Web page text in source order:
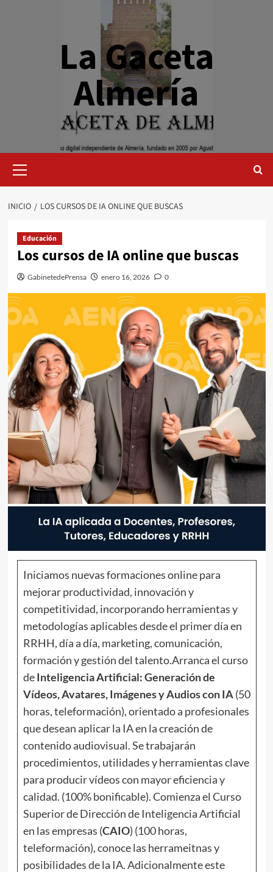
La Gaceta
Almería
primario
INICIO LOS CURSOS DE IA ONLINE QUE BUSCAS
Educación
Los cursos de IA online que buscas
GabinetedePrensa enero 16, 2026 0
Iniciamos nuevas formaciones online para
mejorar productividad, innovación y
competitividad, incorporando herramientas y
metodologías aplicables desde el primer día en
RRHH, día a día, marketing, comunicación,
formación y gestión del talento.Arranca el curso
deInteligencia Artificial: Generación de
Vídeos, Avatares, Imágenes y Audios con IA(50
horas, teleformación), orientado a profesionales
que desean aplicar la IA en la creación de
contenido audiovisual. Se trabajarán
procedimientos, utilidades y herramientas clave
para producir vídeos con mayor eficiencia y
calidad. (100% bonificable).Comienza el Curso
Superior de Dirección de Inteligencia Artificial
en las empresas (CAIO) (100 horas,
teleformación), conoce las herrameitnas y
posibilidades de la IA. Adicionalmente este